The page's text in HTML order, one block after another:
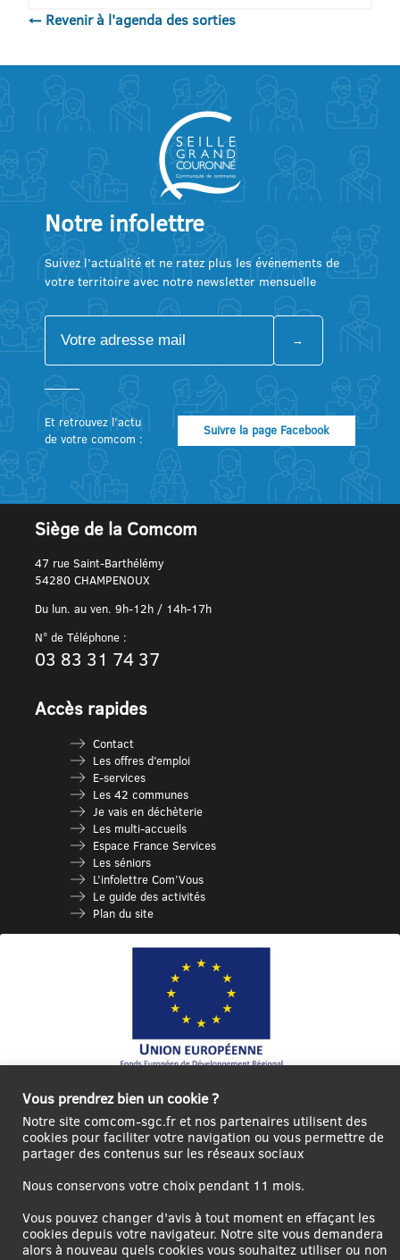
← Revenir à l'agenda des sorties
Notre infolettre
Suivez l’actualité et ne ratez plus les événements de
votre territoire avec notre newsletter mensuelle
Et retrouvez l’actu
de votre comcom :
Suivre la page Facebook
Siège de la Comcom
47 rue Saint-Barthélémy
54280 CHAMPENOUX
Du lun. au ven. 9h-12h / 14h-17h
N° de Téléphone :
03 83 31 74 37
Accès rapides
Contact
Les offres d’emploi
E-services
Les 42 communes
Je vais en déchèterie
Les multi-accueils
Espace France Services
Les séniors
L’infolettre Com’Vous
Le guide des activités
Plan du site
Européen de Développement Régional à hauteur de 12 572€
connecter|Se
Créer un
compte
Contact
Plan
du
Mentions
Vous prendrez bien un cookie ?
Notre site comcom-sgc.fr et nos partenaires utilisent des
cookies pour faciliter votre navigation ou vous permettre de
partager des contenus sur les réseaux sociaux
Nous conservons votre choix pendant 11 mois.
Vous pouvez changer d'avis à tout moment en effaçant les
cookies depuis votre navigateur. Notre site vous demandera
alors à nouveau quels cookies vous souhaitez utiliser ou non